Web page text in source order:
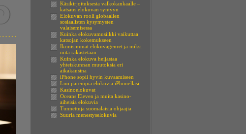
Käsikirjoituksesta valkokankaalle –
katsaus elokuvan syntyyn
Elokuvan rooli globaalien
sosiaalisten kysymysten
valaisemisessa
Kuinka elokuvamusiikki vaikuttaa
katsojan kokemukseen
Ikonisimmat elokuvagenret ja miksi
niitä rakastetaan
Kuinka elokuva heijastaa
yhteiskunnan muutoksia eri
aikakausina
iPhone sopii hyvin kuvaamiseen
Luo parempia elokuvia iPhonellasi
Kasinoelokuvat
Oceans Eleven ja muita kasino-
aiheisia elokuvia
Tunnettuja suomalaisia ohjaajia
Suuria menestyselokuvia